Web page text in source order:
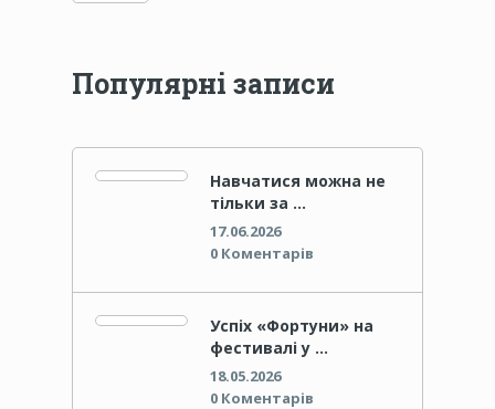
Популярні записи
Навчатися можна не
тільки за …
17.06.2026
0 Коментарів
Успіх «Фортуни» на
фестивалі у …
18.05.2026
0 Коментарів